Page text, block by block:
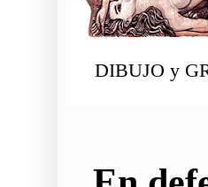
DIBUJO y